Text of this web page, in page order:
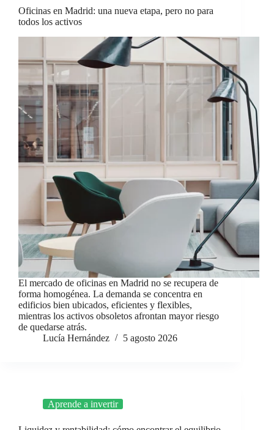
Oficinas en Madrid: una nueva etapa, pero no para
todos los activos
El mercado de oficinas en Madrid no se recupera de
forma homogénea. La demanda se concentra en
edificios bien ubicados, eficientes y flexibles,
mientras los activos obsoletos afrontan mayor riesgo
de quedarse atrás.
Lucía Hernández
5 agosto 2026
Aprende a invertir